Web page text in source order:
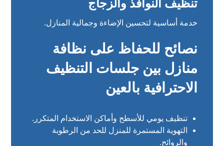
تنظيف النوافذ والزجاج
خدمة أساسية لتحسين الإضاءة وجمالية المنازل.
نصائح للحفاظ على نظافة
منازل بين جلسات التنظيف
الاحترافية بالعين
تنظيف يومي للأسطح وأماكن الاستخدام المتكرر.
التهوية المستمرة للمنزل للحد من الرطوبة
والروائح.